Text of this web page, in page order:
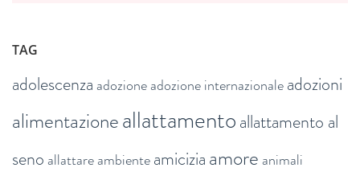
TAG
adolescenza adozioneadozione internazionaleadozioni
alimentazioneallattamentoallattamento al
seno allattareambienteamiciziaamore animali